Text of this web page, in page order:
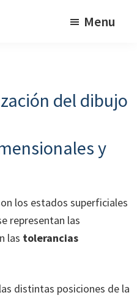
Menu
del dibujo
y
los estados superficiales
representan las
las tolerancias
distintas posiciones de la